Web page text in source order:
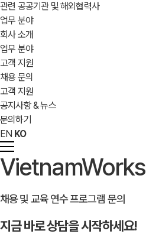
관련 공공기관 및 해외협력사
업무 분야
회사 소개
업무 분야
고객 지원
채용 문의
고객 지원
공지사항 & 뉴스
문의하기
EN KO
VietnamWorks
채용 및 교육 연수 프로그램 문의
지금 바로 상담을 시작하세요!